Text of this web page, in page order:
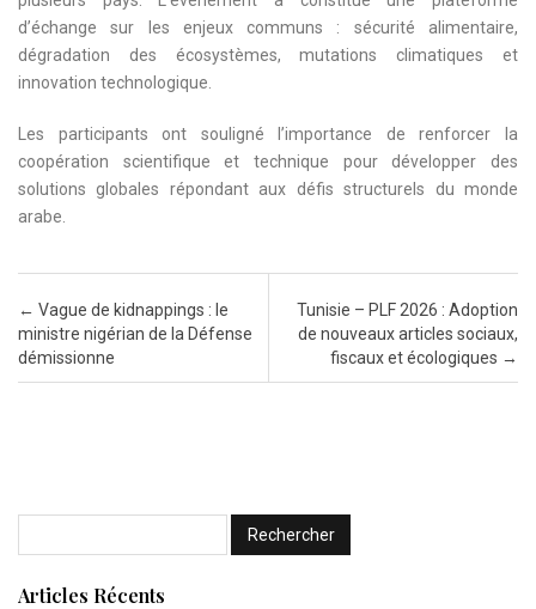
d’échange sur les enjeux communs : sécurité alimentaire,
dégradation des écosystèmes, mutations climatiques et
innovation technologique.
Les participants ont souligné l’importance de renforcer la
coopération scientifique et technique pour développer des
solutions globales répondant aux défis structurels du monde
arabe.
Post navigation
← Vague de kidnappings : le
ministre nigérian de la Défense
démissionne
Tunisie – PLF 2026 : Adoption
de nouveaux articles sociaux,
fiscaux et écologiques →
Articles Récents